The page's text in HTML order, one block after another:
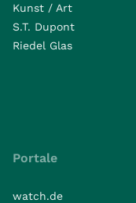
Kunst / Art
S.T. Dupont
Riedel Glas
Portale
watch.de